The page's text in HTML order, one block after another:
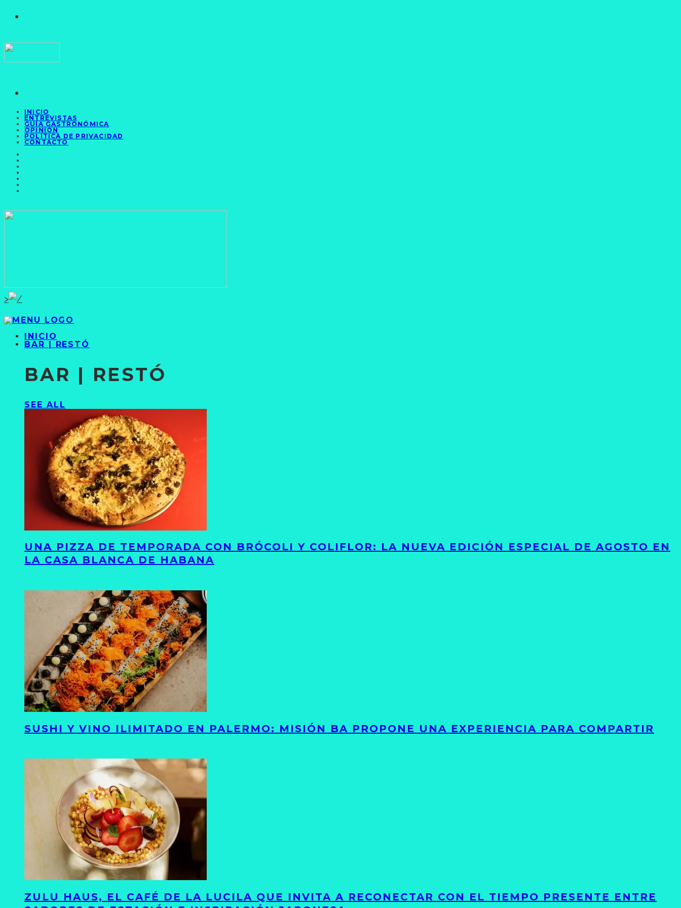
INICIO
ENTREVISTAS
GUÍA GASTRONÓMICA
OPINIÓN
POLÍTICA DE PRIVACIDAD
CONTACTO
>
INICIO
BAR | RESTÓ
BAR | RESTÓ
SEE ALL
UNA PIZZA DE TEMPORADA CON BRÓCOLI Y COLIFLOR: LA NUEVA EDICIÓN ESPECIAL DE AGOSTO EN
LA CASA BLANCA DE HABANA
SUSHI Y VINO ILIMITADO EN PALERMO: MISIÓN BA PROPONE UNA EXPERIENCIA PARA COMPARTIR
ZULU HAUS, EL CAFÉ DE LA LUCILA QUE INVITA A RECONECTAR CON EL TIEMPO PRESENTE ENTRE